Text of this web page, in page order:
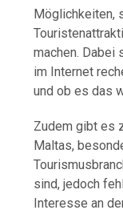
Möglichkeiten,
machen. Dabei
im Internet
und ob es das
Zudem gibt es
Maltas,
sind, jedoch
Interesse an